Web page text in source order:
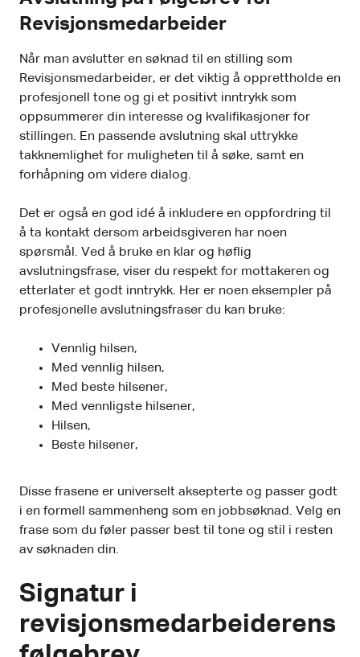
Revisjonsmedarbeider
Når man avslutter en søknad til en stilling som
Revisjonsmedarbeider, er det viktig å opprettholde en
profesjonell tone og gi et positivt inntrykk som
oppsummerer din interesse og kvalifikasjoner for
stillingen. En passende avslutning skal uttrykke
takknemlighet for muligheten til å søke, samt en
forhåpning om videre dialog.
Det er også en god idé å inkludere en oppfordring til
å ta kontakt dersom arbeidsgiveren har noen
spørsmål. Ved å bruke en klar og høflig
avslutningsfrase, viser du respekt for mottakeren og
etterlater et godt inntrykk. Her er noen eksempler på
profesjonelle avslutningsfraser du kan bruke:
Vennlig hilsen,
Med vennlig hilsen,
Med beste hilsener,
Med vennligste hilsener,
Hilsen,
Beste hilsener,
Disse frasene er universelt aksepterte og passer godt
i en formell sammenheng som en jobbsøknad. Velg en
frase som du føler passer best til tone og stil i resten
av søknaden din.
Signatur i
revisjonsmedarbeiderens